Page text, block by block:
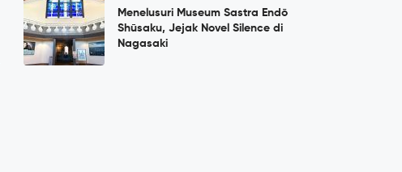
Menelusuri Museum Sastra Endō
Shūsaku, Jejak Novel Silence di
Nagasaki